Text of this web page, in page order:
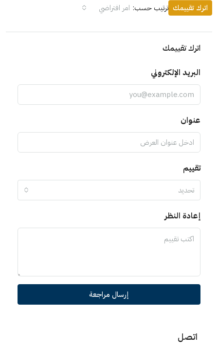
ترتيب حسب: امر افتراضي اترك تقييمك
اترك تقييمك
البريد الإلكتروني
عنوان
تقييم
تحديد
إعادة النظر
إرسال مراجعة
اتصل